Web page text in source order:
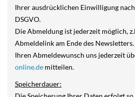
Ihrer ausdrücklichen Einwilligung
DSGVO.
Die Abmeldung ist jederzeit möglich,
Abmeldelink am Ende des
Ihren Abmeldewunsch uns jederzeit
online.de mitteilen.
Speicherdauer: